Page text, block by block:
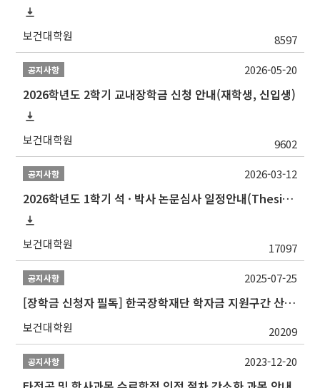
보건대학원 8597
공지사항
2026학년도 2학기 교내장학금 신청 안내(재학생, 신입생)
보건대학원 9602
2026-05-20
공지사항
2026학년도 1학기 석 · 박사 논문심사 일정안내(Thesis Defense Schedules)
보건대학원 17097
2026-03-12
공지사항
[장학금 신청자 필독] 한국장학재단 학자금 지원구간 산정 권고
보건대학원 20209
2025-07-25
공지사항 2023-12-20